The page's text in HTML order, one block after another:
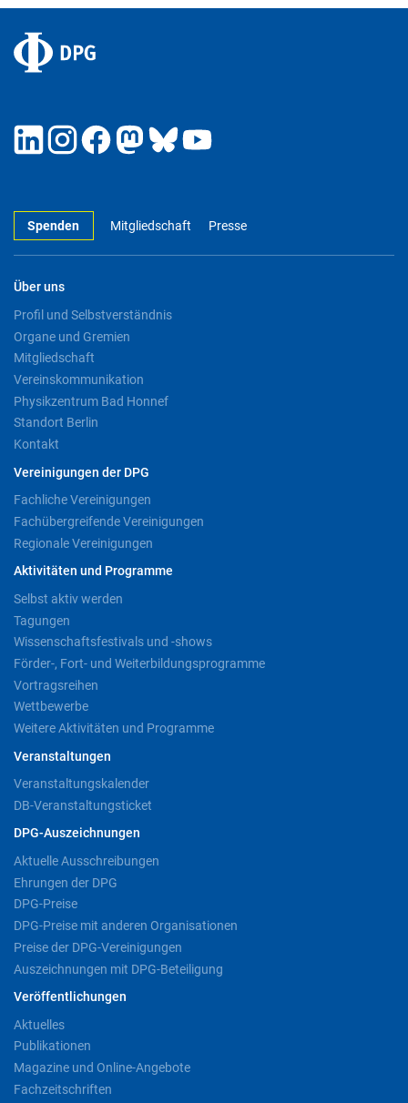
Spenden Mitgliedschaft Presse
Über uns
Profil und Selbstverständnis
Organe und Gremien
Mitgliedschaft
Vereinskommunikation
Physikzentrum Bad Honnef
Standort Berlin
Kontakt
Vereinigungen der DPG
Fachliche Vereinigungen
Fachübergreifende Vereinigungen
Regionale Vereinigungen
Aktivitäten und Programme
Selbst aktiv werden
Tagungen
Wissenschaftsfestivals und -shows
Förder-, Fort- und Weiterbildungsprogramme
Vortragsreihen
Wettbewerbe
Weitere Aktivitäten und Programme
Veranstaltungen
Veranstaltungskalender
DB-Veranstaltungsticket
DPG-Auszeichnungen
Aktuelle Ausschreibungen
Ehrungen der DPG
DPG-Preise
DPG-Preise mit anderen Organisationen
Preise der DPG-Vereinigungen
Auszeichnungen mit DPG-Beteiligung
Veröffentlichungen
Aktuelles
Publikationen
Magazine und Online-Angebote
Fachzeitschriften